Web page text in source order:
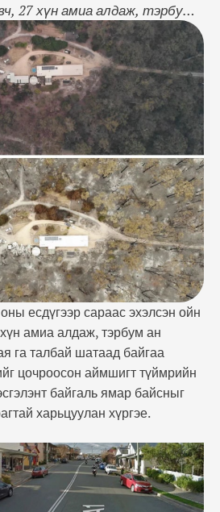
27 хүн амиа алдаж, тэрбум
сая га талбай шатаад
цочроосон
Австралийн үзэсгэлэнт
түймрийн дараах зурагтай
эх сурвалж: ОБЕГ
есдүгээр сараас эхэлсэн ойн
амиа алдаж, тэрбум ан
га талбай шатаад байгаа
цочроосон аймшигт түймрийн
байгаль ямар байсныг
харьцуулан хүргэе.